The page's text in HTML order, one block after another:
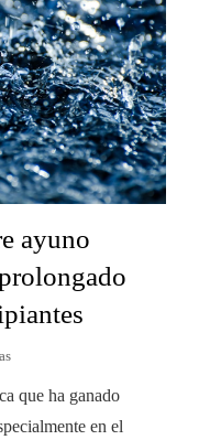
ayuno
que ha ganado
en el